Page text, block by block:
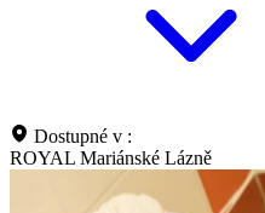
Dostupné v :
ROYAL Mariánské Lázně